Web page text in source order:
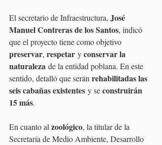
El secretario de Infraestructura, José
Manuel Contreras de los Santos, indicó
que el proyecto tiene como objetivo
preservar, respetar y conservar la
naturaleza de la entidad poblana. En este
sentido, detalló que serán rehabilitadas las
seis cabañas existentes y se construirán
15 más.
En cuanto al zoológico, la titular de la
Secretaría de Medio Ambiente, Desarrollo